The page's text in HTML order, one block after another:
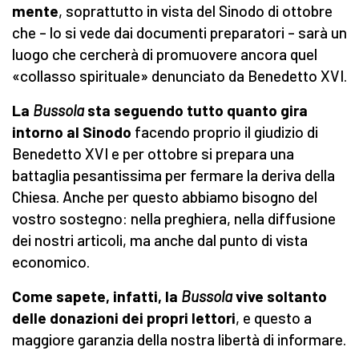
mente, soprattutto in vista del Sinodo di ottobre
che – lo si vede dai documenti preparatori – sarà un
luogo che cercherà di promuovere ancora quel
«collasso spirituale» denunciato da Benedetto XVI.
La Bussolasta seguendo tutto quanto gira
intorno al Sinodo facendo proprio il giudizio di
Benedetto XVI e per ottobre si prepara una
battaglia pesantissima per fermare la deriva della
Chiesa. Anche per questo abbiamo bisogno del
vostro sostegno: nella preghiera, nella diffusione
dei nostri articoli, ma anche dal punto di vista
economico.
Come sapete, infatti, la Bussolavive soltanto
delle donazioni dei propri lettori, e questo a
maggiore garanzia della nostra libertà di informare.